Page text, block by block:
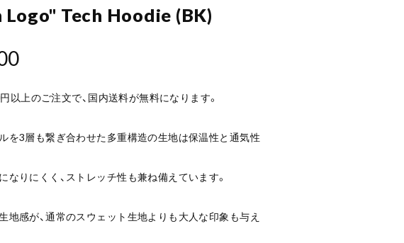
Logo" Tech Hoodie (BK)
以上のご注文で、国内送料が無料になります。
を3層も繋ぎ合わせた多重構造の生地は保温性と通気性
なりにくく、ストレッチ性も兼ね備えています。
地感が、通常のスウェット生地よりも大人な印象も与え